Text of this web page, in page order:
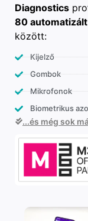
Diagnostics
80
között:
Kijelző
Gombok
Mikrofonok
Biometrikus
...és még sok